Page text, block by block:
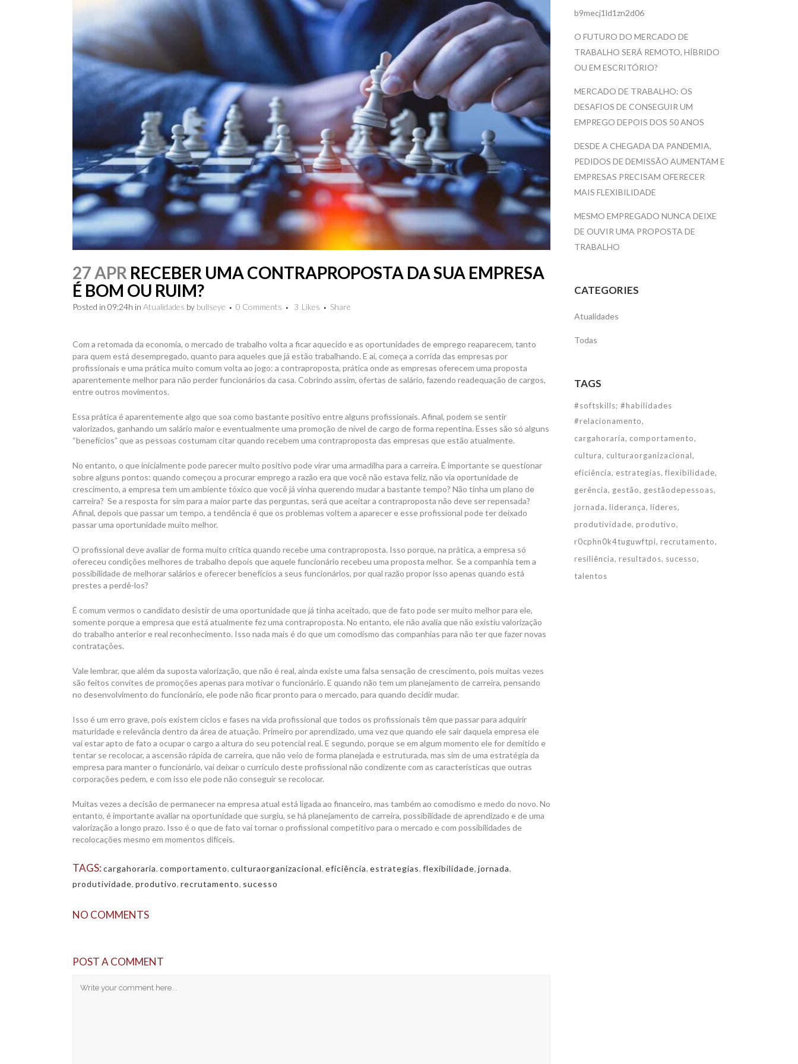
27 APR RECEBER UMA CONTRAPROPOSTA DA SUA EMPRESA
É BOM OU RUIM?
Posted in 09:24h in Atualidades by bullseye 0 Comments 3 Likes Share
Com a retomada da economia, o mercado de trabalho volta a ficar aquecido e as oportunidades de emprego reaparecem, tanto
para quem está desempregado, quanto para aqueles que já estão trabalhando. E aí, começa a corrida das empresas por
profissionais e uma prática muito comum volta ao jogo: a contraproposta, prática onde as empresas oferecem uma proposta
aparentemente melhor para não perder funcionários da casa. Cobrindo assim, ofertas de salário, fazendo readequação de cargos,
entre outros movimentos.
Essa prática é aparentemente algo que soa como bastante positivo entre alguns profissionais. Afinal, podem se sentir
valorizados, ganhando um salário maior e eventualmente uma promoção de nível de cargo de forma repentina. Esses são só alguns
“benefícios” que as pessoas costumam citar quando recebem uma contraproposta das empresas que estão atualmente.
No entanto, o que inicialmente pode parecer muito positivo pode virar uma armadilha para a carreira. É importante se questionar
sobre alguns pontos: quando começou a procurar emprego a razão era que você não estava feliz, não via oportunidade de
crescimento, a empresa tem um ambiente tóxico que você já vinha querendo mudar a bastante tempo? Não tinha um plano de
carreira? Se a resposta for sim para a maior parte das perguntas, será que aceitar a contraproposta não deve ser repensada?
Afinal, depois que passar um tempo, a tendência é que os problemas voltem a aparecer e esse profissional pode ter deixado
passar uma oportunidade muito melhor.
O profissional deve avaliar de forma muito crítica quando recebe uma contraproposta. Isso porque, na prática, a empresa só
ofereceu condições melhores de trabalho depois que aquele funcionário recebeu uma proposta melhor. Se a companhia tem a
possibilidade de melhorar salários e oferecer benefícios a seus funcionários, por qual razão propor isso apenas quando está
prestes a perdê-los?
É comum vermos o candidato desistir de uma oportunidade que já tinha aceitado, que de fato pode ser muito melhor para ele,
somente porque a empresa que está atualmente fez uma contraproposta. No entanto, ele não avalia que não existiu valorização
do trabalho anterior e real reconhecimento. Isso nada mais é do que um comodismo das companhias para não ter que fazer novas
contratações.
Vale lembrar, que além da suposta valorização, que não é real, ainda existe uma falsa sensação de crescimento, pois muitas vezes
são feitos convites de promoções apenas para motivar o funcionário. E quando não tem um planejamento de carreira, pensando
no desenvolvimento do funcionário, ele pode não ficar pronto para o mercado, para quando decidir mudar.
Isso é um erro grave, pois existem ciclos e fases na vida profissional que todos os profissionais têm que passar para adquirir
maturidade e relevância dentro da área de atuação. Primeiro por aprendizado, uma vez que quando ele sair daquela empresa ele
vai estar apto de fato a ocupar o cargo a altura do seu potencial real. E segundo, porque se em algum momento ele for demitido e
tentar se recolocar, a ascensão rápida de carreira, que não veio de forma planejada e estruturada, mas sim de uma estratégia da
empresa para manter o funcionário, vai deixar o currículo deste profissional não condizente com as características que outras
corporações pedem, e com isso ele pode não conseguir se recolocar.
Muitas vezes a decisão de permanecer na empresa atual está ligada ao financeiro, mas também ao comodismo e medo do novo. No
entanto, é importante avaliar na oportunidade que surgiu, se há planejamento de carreira, possibilidade de aprendizado e de uma
valorização a longo prazo. Isso é o que de fato vai tornar o profissional competitivo para o mercado e com possibilidades de
recolocações mesmo em momentos difíceis.
TAGS: cargahoraria, comportamento, culturaorganizacional, eficiência, estrategias, flexibilidade, jornada,
produtividade, produtivo, recrutamento, sucesso
NO COMMENTS
POST A COMMENT
b9mecj1ld1zn2d06
O FUTURO DO MERCADO DE
TRABALHO SERÁ REMOTO, HÍBRIDO
OU EM ESCRITÓRIO?
MERCADO DE TRABALHO: OS
DESAFIOS DE CONSEGUIR UM
EMPREGO DEPOIS DOS 50 ANOS
DESDE A CHEGADA DA PANDEMIA,
PEDIDOS DE DEMISSÃO AUMENTAM E
EMPRESAS PRECISAM OFERECER
MAIS FLEXIBILIDADE
MESMO EMPREGADO NUNCA DEIXE
DE OUVIR UMA PROPOSTA DE
TRABALHO
CATEGORIES
Atualidades
Todas
TAGS
#softskills; #habilidades
#relacionamento
cargahoraria
comportamento
cultura
culturaorganizacional
eficiência
estrategias flexibilidade
gerência
gestão
gestãodepessoas
jornada liderança líderes
produtividade produtivo
r0cphn0k4tuguwftpi recrutamento
resiliência resultados sucesso
talentos